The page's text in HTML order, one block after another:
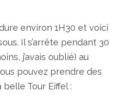
environ 1H30 et voici
Il s’arrête pendant 30
j’avais oublié) au
pouvez prendre des
Tour Eiffel :